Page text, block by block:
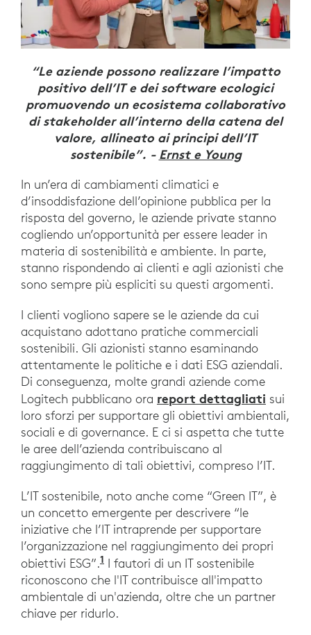
“Le aziende possono realizzare l’impatto
positivo dell’IT e dei software ecologici
promuovendo un ecosistema collaborativo
di stakeholder all’interno della catena del
valore, allineato ai principi dell’IT
sostenibile”. - Ernst e Young
In un’era di cambiamenti climatici e
d’insoddisfazione dell’opinione pubblica per la
risposta del governo, le aziende private stanno
cogliendo un’opportunità per essere leader in
materia di sostenibilità e ambiente. In parte,
stanno rispondendo ai clienti e agli azionisti che
sono sempre più espliciti su questi argomenti.
I clienti vogliono sapere se le aziende da cui
acquistano adottano pratiche commerciali
sostenibili. Gli azionisti stanno esaminando
attentamente le politiche e i dati ESG aziendali.
Di conseguenza, molte grandi aziende come
Logitech pubblicano ora report dettagliati sui
loro sforzi per supportare gli obiettivi ambientali,
sociali e di governance. E ci si aspetta che tutte
le aree dell’azienda contribuiscano al
raggiungimento di tali obiettivi, compreso l’IT.
L’IT sostenibile, noto anche come “Green IT”, è
un concetto emergente per descrivere “le
iniziative che l’IT intraprende per supportare
l’organizzazione nel raggiungimento dei propri
obiettivi ESG”.1 I fautori di un IT sostenibile
riconoscono che l'IT contribuisce all'impatto
ambientale di un'azienda, oltre che un partner
chiave per ridurlo.